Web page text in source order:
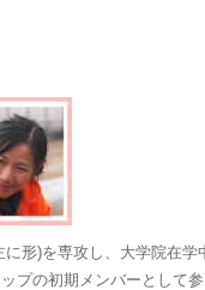
に形)を専攻し、大学院在学
プの初期メンバーとして